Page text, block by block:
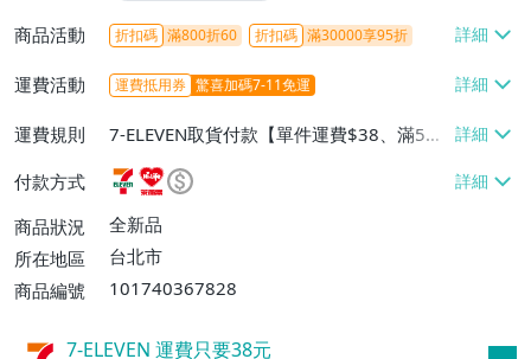
商品活動 折扣碼 滿800折60 折扣碼 滿30000享95折
運費活動 運費抵用券 驚喜加碼7-11免運
運費規則
7-ELEVEN取貨付款【單件運費$38、滿5件
或消費滿$1298免運費】、7-ELEVEN取貨
不付款【免運費】、萊爾富取貨付款【單件
運費$60、滿5件或消費滿$1298免運
費】、宅配/貨運【單件運費$120、滿5件
付款方式
商品狀況
全新品
所在地區
台北市
商品編號
101740367828
7-ELEVEN 運費只要38元